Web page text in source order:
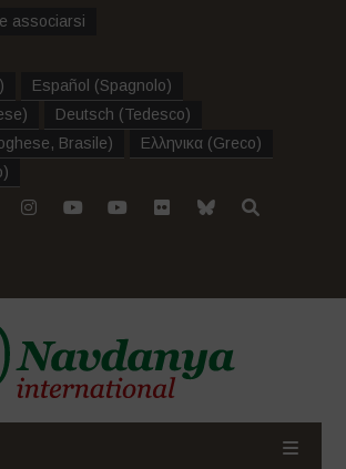
associarsi
) Español (Spagnolo)
) Deutsch (Tedesco)
Brasile) Ελληνικα (Greco)
)